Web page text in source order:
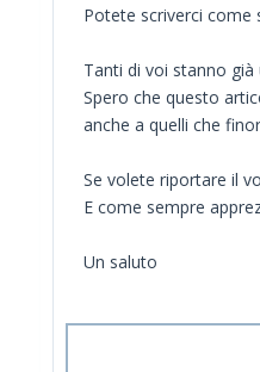
Potete scriverci come
Tanti di voi stanno
Spero che questo
anche a quelli che
Se volete riportare il
E come sempre
Un saluto